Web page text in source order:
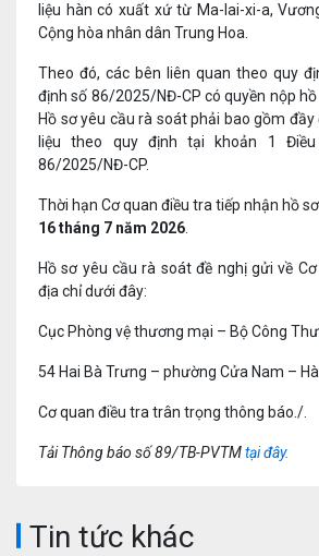
liệu hàn có xuất xứ từ Ma-lai-xi-a,
Cộng hòa nhân dân Trung Hoa.
Theo đó, các bên liên quan theo quy
định số 86/2025/NĐ-CP có quyền nộp
Hồ sơ yêu cầu rà soát phải bao gồm
liệu theo quy định tại khoản 1
86/2025/NĐ-CP.
Thời hạn Cơ quan điều tra tiếp nhận hồ
16 tháng 7 năm 2026
Hồ sơ yêu cầu rà soát đề nghị gửi về
địa chỉ dưới đây:
Cục Phòng vệ thương mại – Bộ Công
54 Hai Bà Trưng – phường Cửa Nam – Hà
Cơ quan điều tra trân trọng thông báo./.
Tải Thông báo số 89/TB-PVTMtại đây.
Tin tức khác